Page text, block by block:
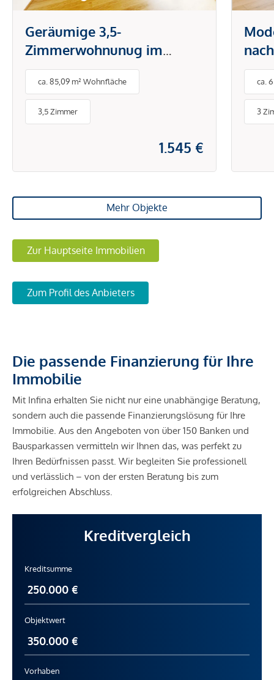
Geräumige 3,5-
Zimmerwohnunug im
Grünen Mödling! Optional
4. Zimmer
ca. 85,09 m² Wohnfläche
3,5 Zimmer
1.545 €
ca.
3
Mehr Objekte
Zur Hauptseite Immobilien
Zum Profil des Anbieters
Die passende Finanzierung für Ihre
Immobilie
Mit Infina erhalten Sie nicht nur eine unabhängige Beratung,
sondern auch die passende Finanzierungslösung für Ihre
Immobilie. Aus den Angeboten von über 150 Banken und
Bausparkassen vermitteln wir Ihnen das, was perfekt zu
Ihren Bedürfnissen passt. Wir begleiten Sie professionell
und verlässlich – von der ersten Beratung bis zum
erfolgreichen Abschluss.
Kreditvergleich
Kreditsumme
Objektwert
Vorhaben